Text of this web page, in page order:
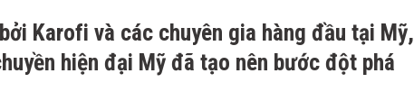
Karofi và các chuyên gia hàng đầu tại Mỹ,
hiện đại Mỹ đã tạo nên bước đột phá